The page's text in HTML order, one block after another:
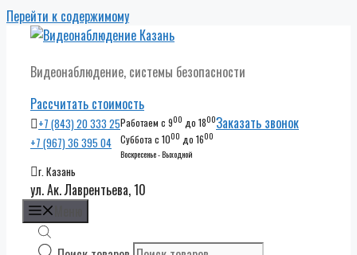
Перейти к содержимому
Видеонаблюдение, системы безопасности
Рассчитать стоимость
+7 (843) 20 333 25
+7 (967) 36 395 04
Работаем с 900 до 1800
Суббота с 1000 до 1600
Воскресенье - Выходной
Заказать звонок
г. Казань
ул. Ак. Лаврентьева, 10